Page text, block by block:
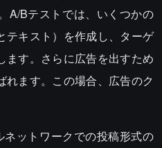
A/Bテストでは、いくつかの
テキスト）を作成し、ターゲ
ます。さらに広告を出すため
れます。この場合、広告のク
ネットワークでの投稿形式の